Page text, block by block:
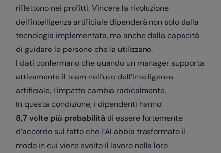
riflettono nei profitti. Vincere la rivoluzione
dell’intelligenza artificiale dipenderà non solo dalla
tecnologia implementata, ma anche dalla capacità
di guidare le persone che la utilizzano.
I dati confermano che quando un manager supporta
attivamente il team nell’uso dell’intelligenza
artificiale, l’impatto cambia radicalmente.
In questa condizione, i dipendenti hanno:
8,7 volte più probabilità di essere fortemente
d’accordo sul fatto che l’AI abbia trasformato il
modo in cui viene svolto il lavoro nella loro